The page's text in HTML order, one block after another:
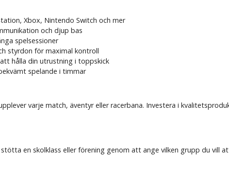
Xbox, Nintendo Switch och mer
och djup bas
spelsessioner
styrdon för maximal kontroll
hålla din utrustning i toppskick
spelande i timmar
varje match, äventyr eller racerbana. Investera i
en skolklass eller förening genom att ange vilken grupp du vill